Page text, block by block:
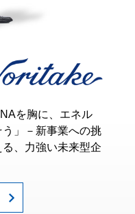
を胸に、エネル
」－新事業への挑
、力強い未来型企